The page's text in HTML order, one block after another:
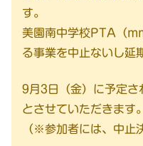
す。
美園南中学校PTA（
る事業を中止ないし延
9月3日（金）に予定さ
とさせていただきます。
（※参加者には、中止